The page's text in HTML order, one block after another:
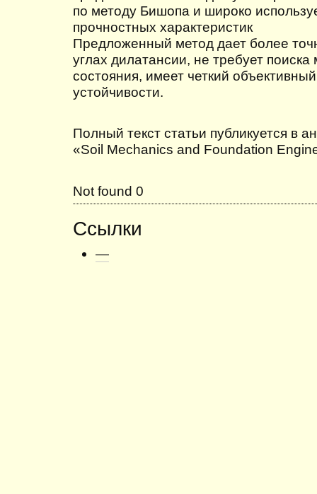
по методу Бишопа и широко
прочностных характеристик
Предложенный метод дает более
углах дилатансии, не требует
состояния, имеет четкий
устойчивости.
Полный текст статьи публикуется в
«Soil Mechanics and Foundation
Not found 0
Ссылки
—